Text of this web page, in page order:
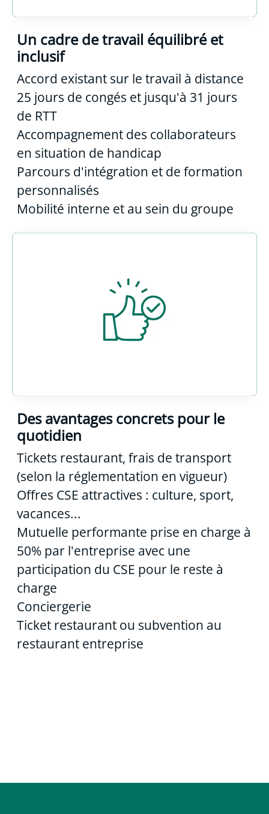
Un cadre de travail équilibré et
inclusif
Accord existant sur le travail à distance
25 jours de congés et jusqu'à 31 jours
de RTT
Accompagnement des collaborateurs
en situation de handicap
Parcours d'intégration et de formation
personnalisés
Mobilité interne et au sein du groupe
Des avantages concrets pour le
quotidien
Tickets restaurant, frais de transport
(selon la réglementation en vigueur)
Offres CSE attractives : culture, sport,
vacances...
Mutuelle performante prise en charge à
50% par l'entreprise avec une
participation du CSE pour le reste à
charge
Conciergerie
Ticket restaurant ou subvention au
restaurant entreprise